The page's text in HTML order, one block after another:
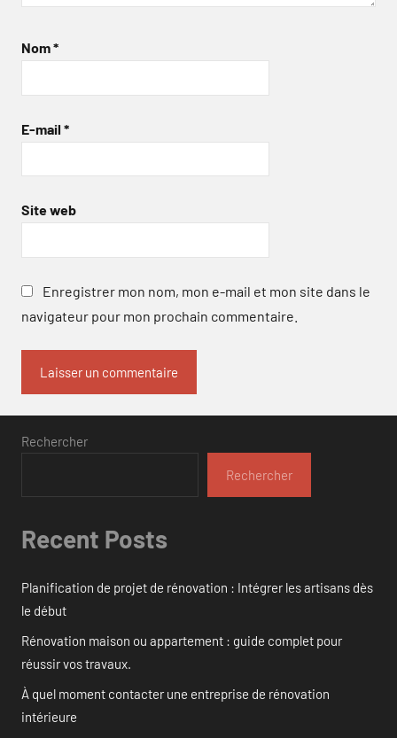
Nom*
E-mail *
Site web
Enregistrer mon nom, mon e-mail et mon site dans le
navigateur pour mon prochain commentaire.
Rechercher
Rechercher
Recent Posts
Planification de projet de rénovation : Intégrer les artisans dès
le début
Rénovation maison ou appartement : guide complet pour
réussir vos travaux.
À quel moment contacter une entreprise de rénovation
intérieure